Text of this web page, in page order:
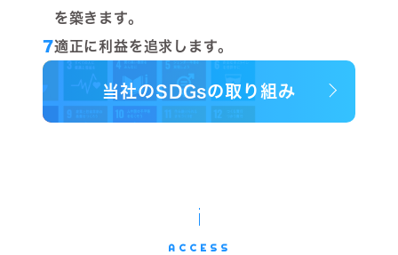
を築きます。
7適正に利益を追求します。
当社のSDGsの取り組み
ACCESS